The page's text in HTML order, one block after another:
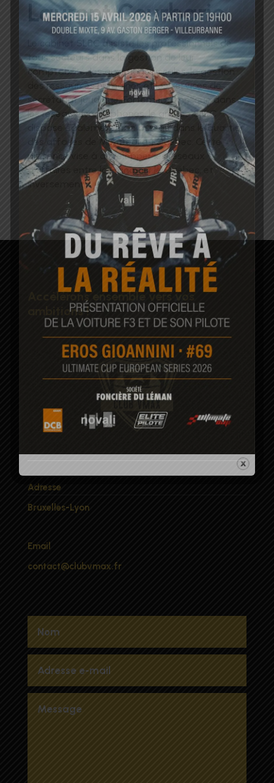
Laurent Courbarie
Le cabinet SLBC assiste les professionnels de
tous secteurs dans la gestion de leur
comptabilité, les questions fiscales, la gestion
des ressources humaines et les services de
secrétariat juridique. Fortement impliqué dans
les réseaux francophones, le groupe SLBC
dispose également d’un bureau dans le quartier
des affaires de Montréal au Québec. Cette
présence vise à développer les réseaux
d’affaires entre la France et le Québec, et
inversement.
Accélérons ensemble vers vos
ambitions !
Adresse
Bruxelles-Lyon
Email
contact@clubvmax.fr